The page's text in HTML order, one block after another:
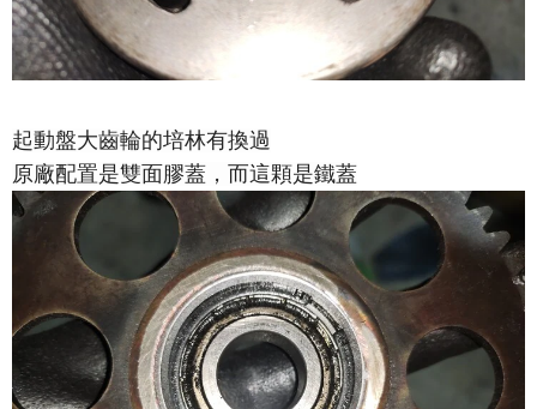
起動盤大齒輪的培林有換過
原廠配置是雙面膠蓋，而這顆是鐵蓋